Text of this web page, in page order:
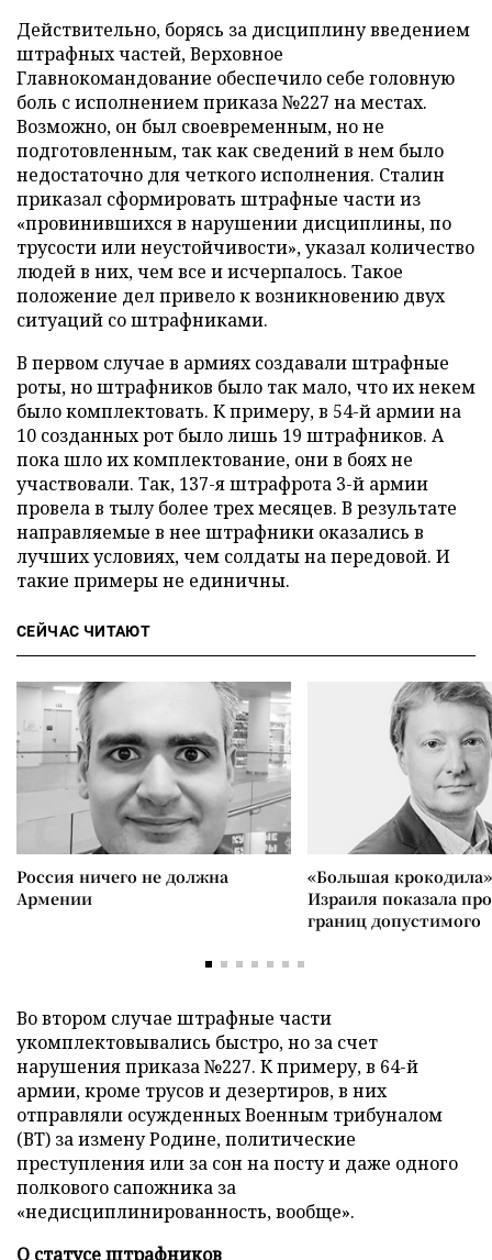
Действительно, борясь за дисциплину введением
штрафных частей, Верховное
Главнокомандование обеспечило себе головную
боль с исполнением приказа №227 на местах.
Возможно, он был своевременным, но не
подготовленным, так как сведений в нем было
недостаточно для четкого исполнения. Сталин
приказал сформировать штрафные части из
«провинившихся в нарушении дисциплины, по
трусости или неустойчивости», указал количество
людей в них, чем все и исчерпалось. Такое
положение дел привело к возникновению двух
ситуаций со штрафниками.
В первом случае в армиях создавали штрафные
роты, но штрафников было так мало, что их некем
было комплектовать. К примеру, в 54-й армии на
10 созданных рот было лишь 19 штрафников. А
пока шло их комплектование, они в боях не
участвовали. Так, 137-я штрафрота 3-й армии
провела в тылу более трех месяцев. В результате
направляемые в нее штрафники оказались в
лучших условиях, чем солдаты на передовой. И
такие примеры не единичны.
СЕЙЧАС ЧИТАЮТ
Россия ничего не должна
Армении
«Большая
Израиля показала
границ допустимого
Во втором случае штрафные части
укомплектовывались быстро, но за счет
нарушения приказа №227. К примеру, в 64-й
армии, кроме трусов и дезертиров, в них
отправляли осужденных Военным трибуналом
(ВТ) за измену Родине, политические
преступления или за сон на посту и даже одного
полкового сапожника за
«недисциплинированность, вообще».
О статусе штрафников